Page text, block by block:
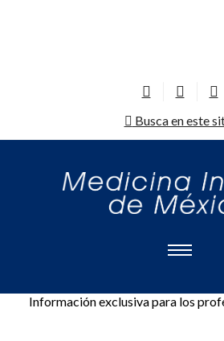
Busca en este
Información exclusiva para los